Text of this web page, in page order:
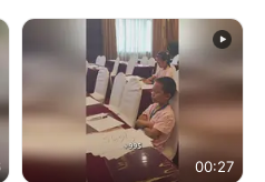
没有一个人掉链子
00:27